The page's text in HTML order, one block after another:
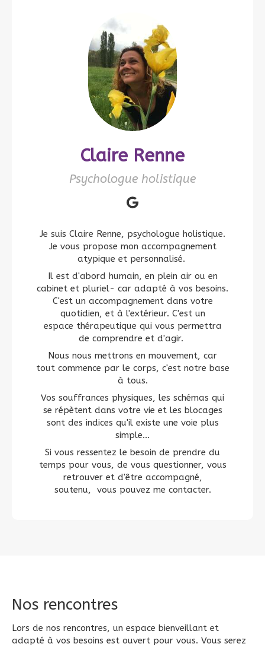
Claire Renne
Psychologue holistique
Je suis Claire Renne, psychologue holistique.
Je vous propose mon accompagnement
atypique et personnalisé.
Il est d'abord humain, en plein air ou en
cabinet et pluriel- car adapté à vos besoins.
C'est un accompagnement dans votre
quotidien, et à l'extérieur. C'est un
espace thérapeutique qui vous permettra
de comprendre et d'agir.
Nous nous mettrons en mouvement, car
tout commence par le corps, c'est notre base
à tous.
Vos souffrances physiques, les schémas qui
se répètent dans votre vie et les blocages
sont des indices qu'il existe une voie plus
simple...
Si vous ressentez le besoin de prendre du
temps pour vous, de vous questionner, vous
retrouver et d'être accompagné,
soutenu, vous pouvez me contacter.
Nos rencontres
Lors de nos rencontres, un espace bienveillant et
adapté à vos besoins est ouvert pour vous. Vous serez